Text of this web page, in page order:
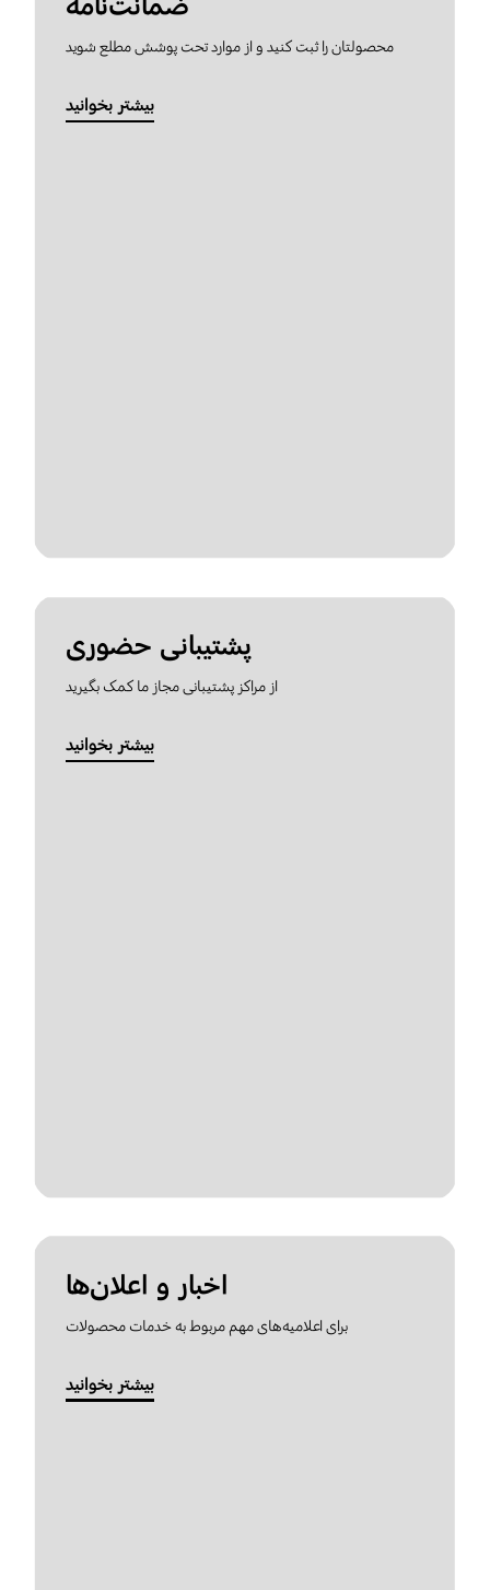
محصولتان را ثبت کنید و از موارد تحت پوشش مطلع شوید
بیشتر بخوانید
پشتیبانی حضوری
از مراکز پشتیبانی مجاز ما کمک بگیرید
بیشتر بخوانید
اخبار و اعلان‌ها
برای اعلامیه‌های مهم مربوط به خدمات محصولات
بیشتر بخوانید